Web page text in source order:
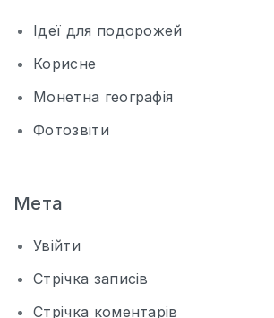
Ідеї для подорожей
Корисне
Монетна географія
Фотозвіти
Мета
Увійти
Стрічка записів
Стрічка коментарів